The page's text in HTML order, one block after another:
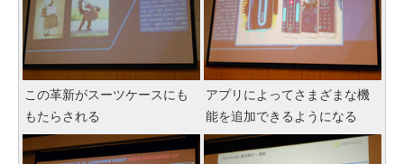
この革新がスーツケースにも
もたらされる
アプリによってさまざまな機
能を追加できるようになる